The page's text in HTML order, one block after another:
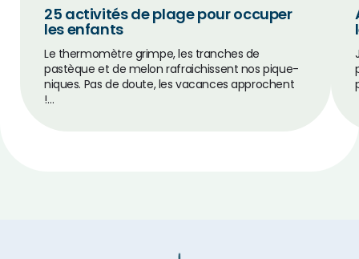
25 activités de plage pour occuper
les enfants
Le thermomètre grimpe, les tranches de
pastèque et de melon rafraichissent nos pique-
niques. Pas de doute, les vacances approchent
!…